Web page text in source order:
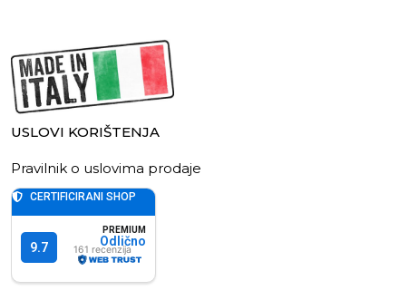
USLOVI KORIŠTENJA
Pravilnik o uslovima prodaje